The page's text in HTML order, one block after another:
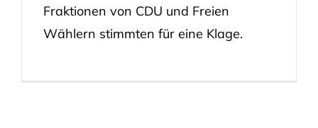
Fraktionen von CDU und Freien
Wählern stimmten für eine Klage.